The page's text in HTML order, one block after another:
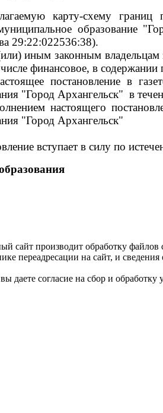
карту-схему
образование
29:22:022536:38).
иным законным владельцам
финансовое, в
постановление в
"Город Архангельск" в
настоящего
"Город Архангельск"
вступает в силу по
сайт производит обработку
переадресации на сайт, и
даете согласие на сбор и